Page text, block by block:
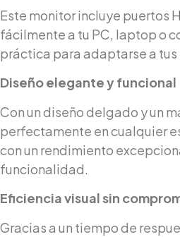
Este monitor incluye puertos
fácilmente a tu PC, laptop o
práctica para adaptarse a
Diseño elegante y funcional
Con un diseño delgado y un
perfectamente en cualquier
con un rendimiento
funcionalidad.
Eficiencia visual sin
Gracias a un tiempo de